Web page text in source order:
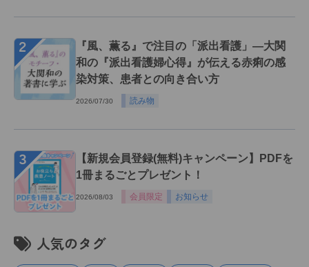
２
『風、薫る』で注目の「派出看護」―大関
和の『派出看護婦心得』が伝える赤痢の感
染対策、患者との向き合い方
2026/07/30 読み物
３
【新規会員登録(無料)キャンペーン】PDFを
1冊まるごとプレゼント！
2026/08/03 会員限定 お知らせ
人気のタグ